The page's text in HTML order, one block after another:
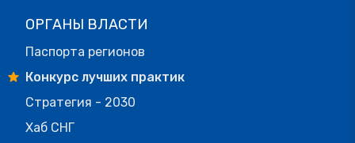
ОРГАНЫ ВЛАСТИ
Паспорта регионов
Конкурс лучших практик
Стратегия - 2030
Хаб СНГ